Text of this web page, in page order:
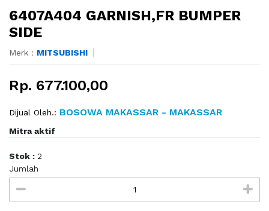
6407A404 GARNISH,FR BUMPER
SIDE
Merk : MITSUBISHI
Rp. 677.100,00
Dijual Oleh.: BOSOWA MAKASSAR - MAKASSAR
Mitra aktif
Stok : 2
Jumlah